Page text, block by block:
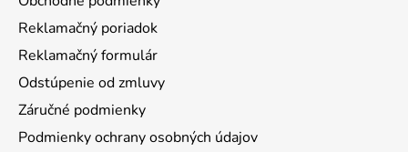
Reklamačný poriadok
Reklamačný formulár
Odstúpenie od zmluvy
Záručné podmienky
Podmienky ochrany osobných údajov